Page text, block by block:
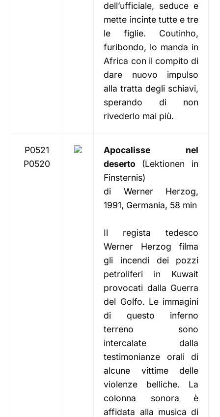
dell’ufficiale, seduce e
mette incinte tutte e tre
le figlie. Coutinho,
furibondo, lo manda in
Africa con il compito di
dare nuovo impulso
alla tratta degli schiavi,
sperando di non
rivederlo mai più.
P0521
P0520
Apocalisse nel
deserto (Lektionen in
Finsternis)
di Werner Herzog,
1991, Germania, 58 min
Il regista tedesco
Werner Herzog filma
gli incendi dei pozzi
petroliferi in Kuwait
provocati dalla Guerra
del Golfo. Le immagini
di questo inferno
terreno sono
intercalate dalla
testimonianze orali di
alcune vittime delle
violenze belliche. La
colonna sonora è
affidata alla musica di